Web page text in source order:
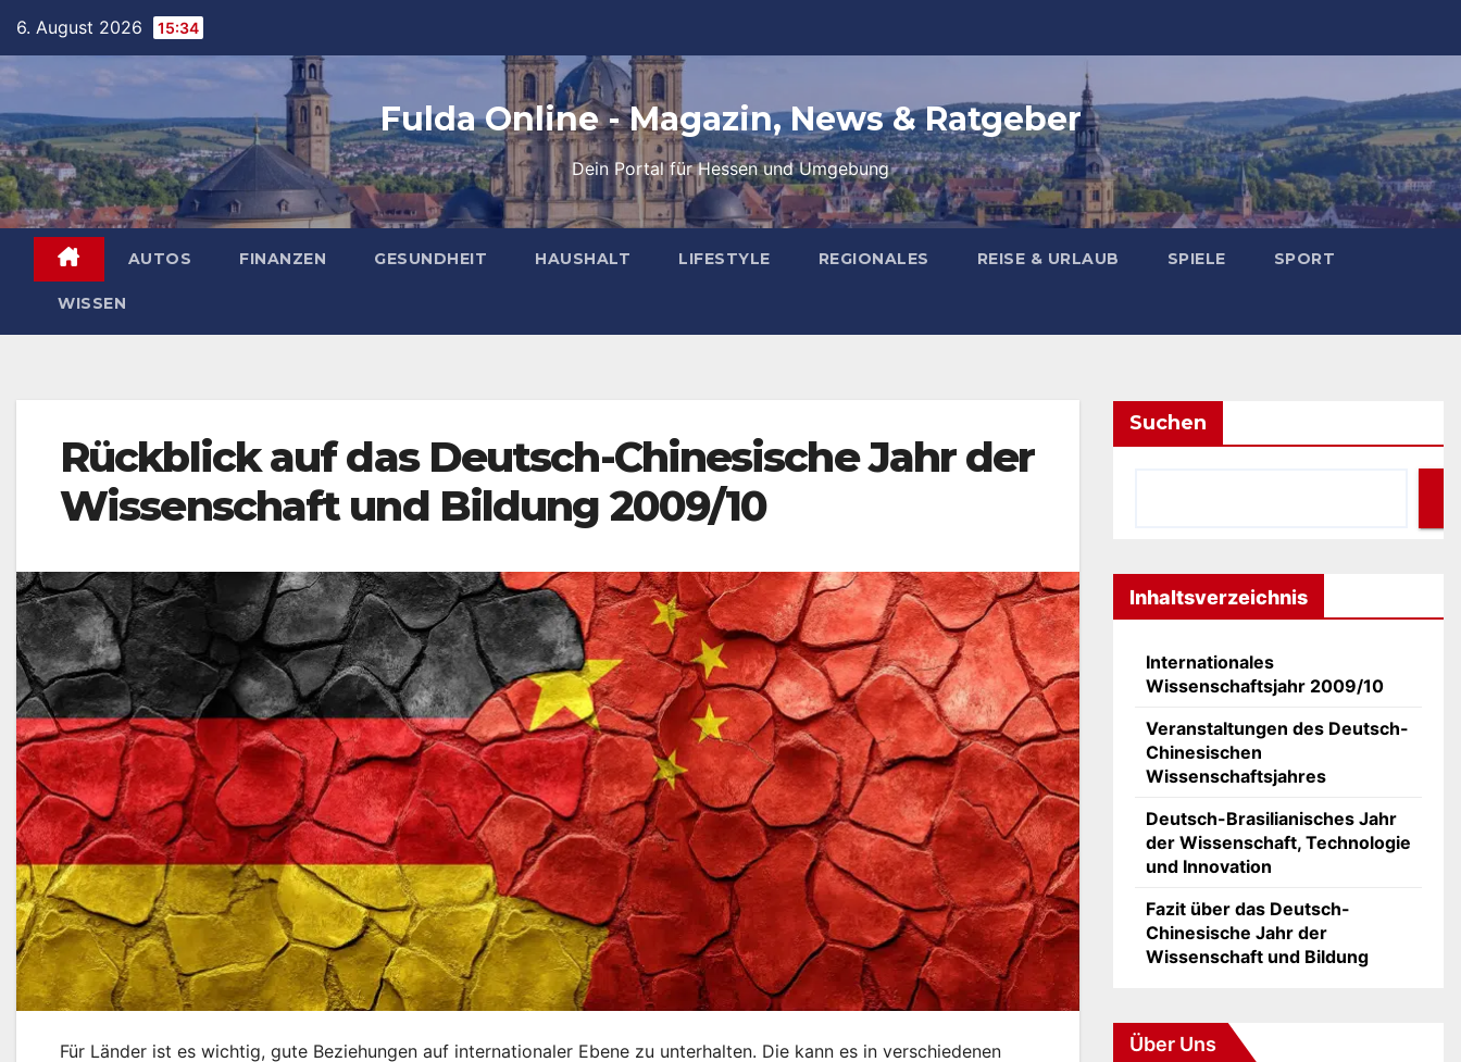
content
6. August 2026 15:34
Fulda Online - Magazin, News & Ratgeber
Dein Portal für Hessen und Umgebung
AUTOS FINANZEN GESUNDHEIT HAUSHALT LIFESTYLE REGIONALES REISE & URLAUB SPIELE SPORT
WISSEN
Rückblick auf das Deutsch-Chinesische Jahr der
Wissenschaft und Bildung 2009/10
Für Länder ist es wichtig, gute Beziehungen auf internationaler Ebene zu unterhalten. Die kann es in verschiedenen
Suchen
Inhaltsverzeichnis
Internationales
Wissenschaftsjahr 2009/10
Veranstaltungen des Deutsch-
Chinesischen
Wissenschaftsjahres
Deutsch-Brasilianisches Jahr
der Wissenschaft, Technologie
und Innovation
Fazit über das Deutsch-
Chinesische Jahr der
Wissenschaft und Bildung
Über Uns